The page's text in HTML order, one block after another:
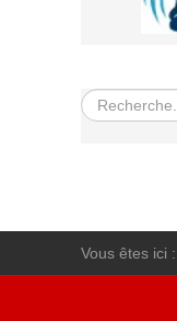
Rechercher
Vous êtes ici :